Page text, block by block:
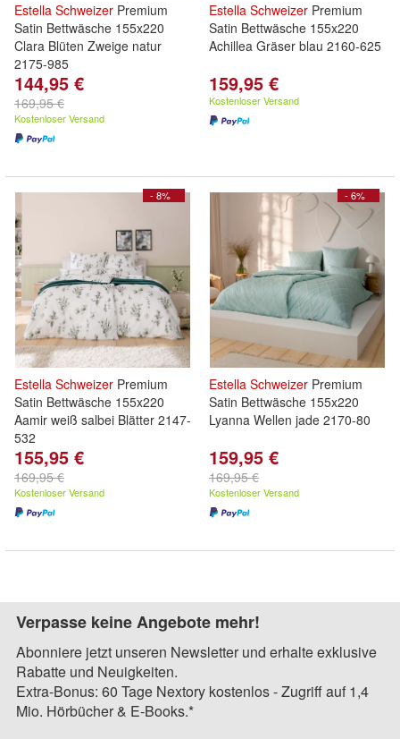
Estella Schweizer Premium
Satin Bettwäsche 155x220
Clara Blüten Zweige natur
2175-985
144,95 €
169,95 €
Kostenloser Versand
Estella Schweizer Premium
Satin Bettwäsche 155x220
Achillea Gräser blau 2160-625
159,95 €
Kostenloser Versand
- 8%
Estella Schweizer Premium
Satin Bettwäsche 155x220
Aamir weiß salbei Blätter 2147-
532
155,95 €
169,95 €
Kostenloser Versand
- 6%
Estella Schweizer Premium
Satin Bettwäsche 155x220
Lyanna Wellen jade 2170-80
159,95 €
169,95 €
Kostenloser Versand
Verpasse keine Angebote mehr!
Abonniere jetzt unseren Newsletter und erhalte exklusive
Rabatte und Neuigkeiten.
Extra-Bonus: 60 Tage Nextory kostenlos - Zugriff auf 1,4
Mio. Hörbücher & E-Books.*